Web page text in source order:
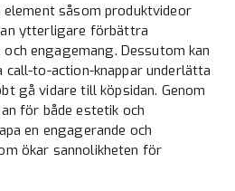
såsom produktvideor
ytterligare förbättra
engagemang. Dessutom kan
call-to-action-knappar underlätta
gå vidare till köpsidan. Genom
för både estetik och
en engagerande och
ökar sannolikheten för